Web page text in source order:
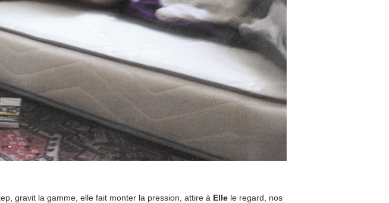
gravit la gamme, elle fait monter la pression, attire à Ellele regard, nos